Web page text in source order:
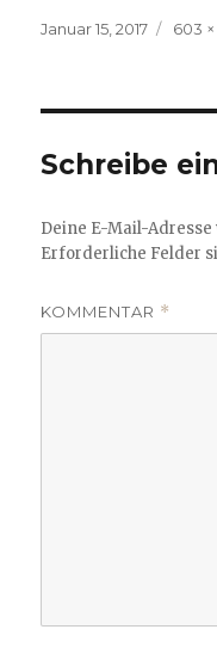
Veröffentlicht
Januar 15, 2017
Volle
603
Schreibe
Deine E-Mail-
Erforderliche Felder
KOMMENTAR *